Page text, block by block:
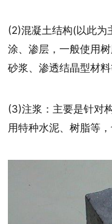
(2)混凝土结构(以此为
涂、渗层，一般使用
砂浆、渗透结晶型材料
(3)注浆：主要是针对
用特种水泥、树脂等